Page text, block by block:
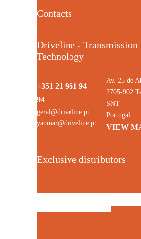
Contacts
Driveline - Transmission
Technology
+351 21 961 94
94
geral@driveline.pt
yanmar@driveline.pt
Av. 25 de
2705-902
SNT
Portugal
VIEW
Exclusive distributors